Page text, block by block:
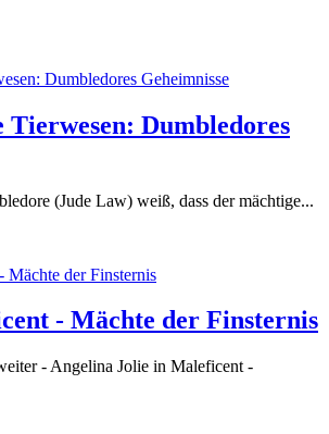
Tierwesen: Dumbledores
(Jude Law) weiß, dass der mächtige...
- Mächte der Finsternis
- Angelina Jolie in Maleficent -